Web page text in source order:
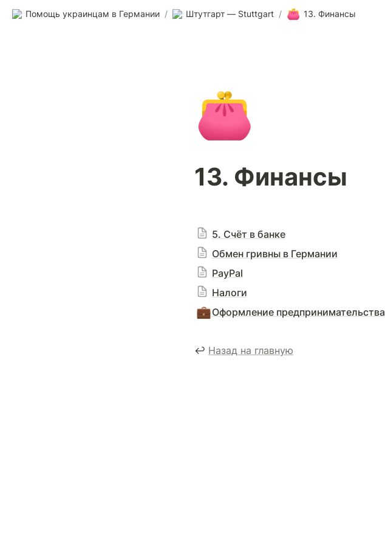
Помощь украинцам в Германии / Штутгарт — Stuttgart / 👛 13. Финансы
👛
13. Финансы
5. Счёт в банке
Обмен гривны в Германии
PayPal
Налоги
💼Оформление предпринимательства
↩️ Назад на главную